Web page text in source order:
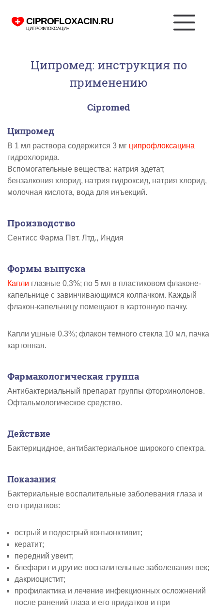
Ципромед: инструкция по
применению
Cipromed
Ципромед
В 1 мл раствора содержится 3 мг ципрофлоксацина
гидрохлорида.
Вспомогательные вещества: натрия эдетат,
бензалкония хлорид, натрия гидроксид, натрия хлорид,
молочная кислота, вода для инъекций.
Производство
Сентисс Фарма Пвт. Лтд., Индия
Формы выпуска
Капли глазные 0,3%; по 5 мл в пластиковом флаконе-
капельнице с завинчивающимся колпачком. Каждый
флакон-капельницу помещают в картонную пачку.
Капли ушные 0.3%; флакон темного стекла 10 мл, пачка
картонная.
Фармакологическая группа
Антибактериальный препарат группы фторхинолонов.
Офтальмологическое средство.
Действие
Бактерицидное, антибактериальное широкого спектра.
Показания
Бактериальные воспалительные заболевания глаза и
его придатков:
острый и подострый конъюнктивит;
кератит;
передний увеит;
блефарит и другие воспалительные заболевания век;
дакриоцистит;
профилактика и лечение инфекционных осложнений
после ранений глаза и его придатков и при